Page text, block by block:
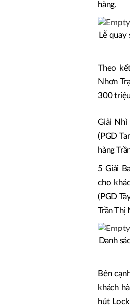
hàng.
Lễ quay
Theo
Nhơn
300
Giải Nhì
(PGD
hàng
5 Giải
cho
(PGD
Trần Thị
Danh
Bên
khách
hút